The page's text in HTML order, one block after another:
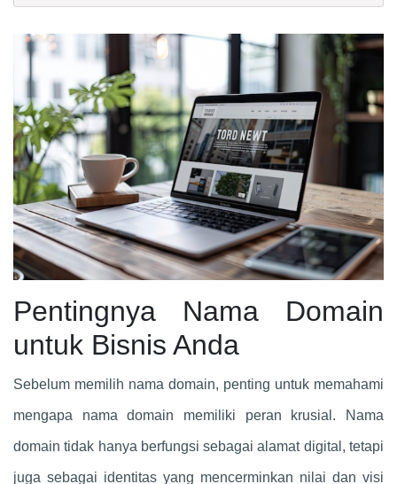
Pentingnya Nama Domain
untuk Bisnis Anda
Sebelum memilih nama domain, penting untuk memahami
mengapa nama domain memiliki peran krusial. Nama
domain tidak hanya berfungsi sebagai alamat digital, tetapi
juga sebagai identitas yang mencerminkan nilai dan visi